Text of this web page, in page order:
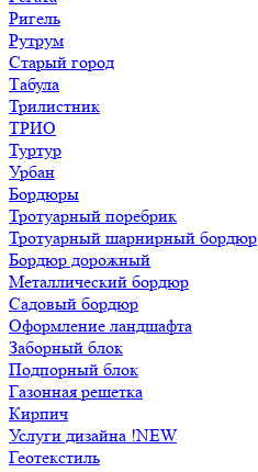
Ригель
Рутрум
Старый город
Табула
Трилистник
ТРИО
Туртур
Урбан
Бордюры
Тротуарный поребрик
Тротуарный шарнирный бордюр
Бордюр дорожный
Металлический бордюр
Садовый бордюр
Оформление ландшафта
Заборный блок
Подпорный блок
Газонная решетка
Кирпич
Услуги дизайна !NEW
Геотекстиль